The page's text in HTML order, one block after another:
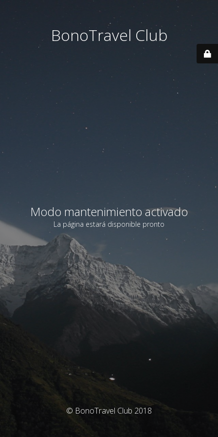
BonoTravel Club
Modo mantenimiento activado
La página estará disponible pronto
© BonoTravel Club 2018